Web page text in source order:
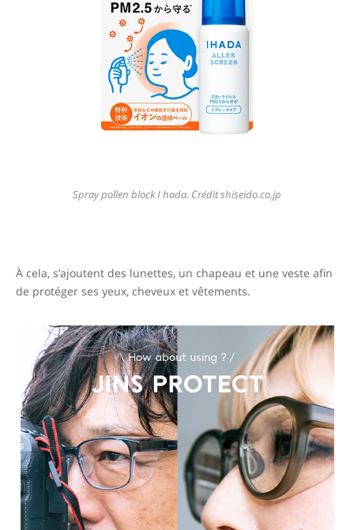
Spray pollen block I hada. Crédit shiseido.co.jp
À cela, s’ajoutent des lunettes, un chapeau et une veste afin
de protéger ses yeux, cheveux et vêtements.